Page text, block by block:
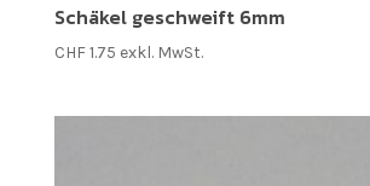
Schäkel geschweift 6mm
CHF1.75 exkl. MwSt.